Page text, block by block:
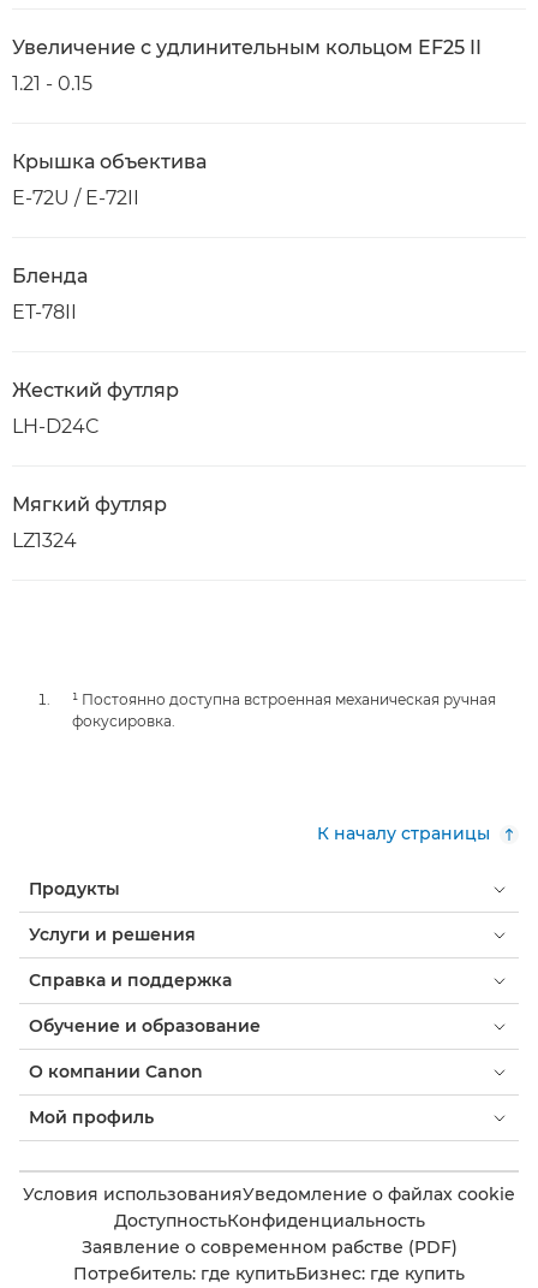
Увеличение с удлинительным кольцом EF25 II
1.21 - 0.15
Крышка объектива
E-72U / E-72II
Бленда
ET-78II
Жесткий футляр
LH-D24C
Мягкий футляр
LZ1324
¹ Постоянно доступна встроенная механическая ручная
фокусировка.
К началу страницы
Продукты
Услуги и решения
Справка и поддержка
Обучение и образование
О компании Canon
Мой профиль
Условия использованияУведомление о файлах cookie
ДоступностьКонфиденциальность
Заявление о современном рабстве (PDF)
Потребитель: где купитьБизнес: где купить